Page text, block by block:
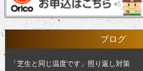
ブログ
「芝生と同じ温度です」照り返し対策